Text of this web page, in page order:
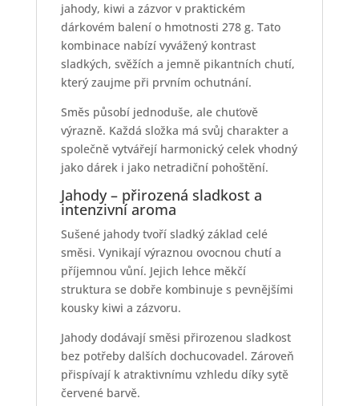
jahody, kiwi a zázvor v praktickém
dárkovém balení o hmotnosti 278 g. Tato
kombinace nabízí vyvážený kontrast
sladkých, svěžích a jemně pikantních chutí,
který zaujme při prvním ochutnání.
Směs působí jednoduše, ale chuťově
výrazně. Každá složka má svůj charakter a
společně vytvářejí harmonický celek vhodný
jako dárek i jako netradiční pohoštění.
Jahody – přirozená sladkost a
intenzivní aroma
Sušené jahody tvoří sladký základ celé
směsi. Vynikají výraznou ovocnou chutí a
příjemnou vůní. Jejich lehce měkčí
struktura se dobře kombinuje s pevnějšími
kousky kiwi a zázvoru.
Jahody dodávají směsi přirozenou sladkost
bez potřeby dalších dochucovadel. Zároveň
přispívají k atraktivnímu vzhledu díky sytě
červené barvě.